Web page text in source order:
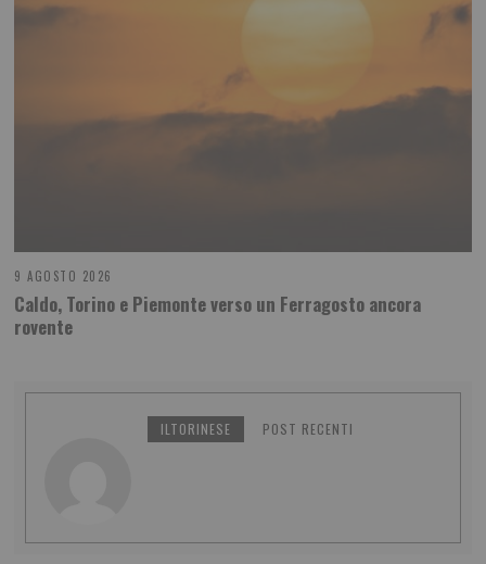
9 AGOSTO 2026
Caldo, Torino e Piemonte verso un Ferragosto ancora
rovente
ILTORINESE POST RECENTI